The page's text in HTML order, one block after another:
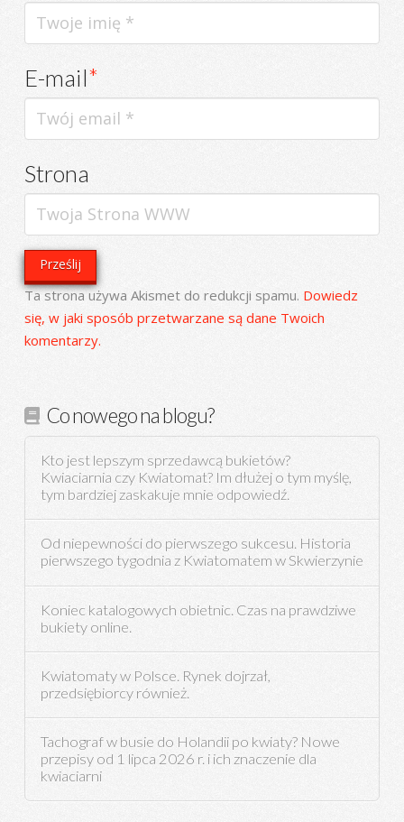
E-mail*
Strona
Ta strona używa Akismet do redukcji spamu. Dowiedz
się, w jaki sposób przetwarzane są dane Twoich
komentarzy.
Co nowego na blogu?
Kto jest lepszym sprzedawcą bukietów?
Kwiaciarnia czy Kwiatomat? Im dłużej o tym myślę,
tym bardziej zaskakuje mnie odpowiedź.
Od niepewności do pierwszego sukcesu. Historia
pierwszego tygodnia z Kwiatomatem w Skwierzynie
Koniec katalogowych obietnic. Czas na prawdziwe
bukiety online.
Kwiatomaty w Polsce. Rynek dojrzał,
przedsiębiorcy również.
Tachograf w busie do Holandii po kwiaty? Nowe
przepisy od 1 lipca 2026 r. i ich znaczenie dla
kwiaciarni